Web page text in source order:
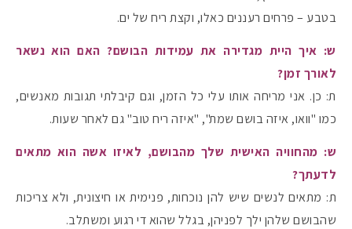
בטבע – פרחים רעננים כאלו, וקצת ריח של ים.
ש: איך היית מגדירה את עמידות הבושם? האם הוא נשאר
לאורך זמן?
ת: כן. אני מריחה אותו עלי כל הזמן, וגם קיבלתי תגובות מאנשים,
כמו "וואו, איזה בושם שמת", "איזה ריח טוב" גם לאחר שעות.
ש: מהחוויה האישית שלך מהבושם, לאיזו אשה הוא מתאים
לדעתך?
ת: מתאים לנשים שיש להן נוכחות, פנימית או חיצונית, ולא צריכות
שהבושם שלהן ילך לפניהן, בגלל שהוא די רגוע ומשתלב.